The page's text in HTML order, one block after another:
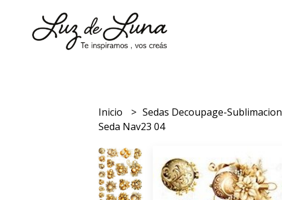
Inicio Sedas Decoupage-Sublimacion
Seda Nav23 04